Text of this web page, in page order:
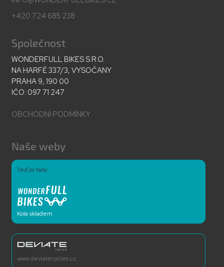
+420 724 685 238
Společnost
WONDERFULL BIKES S.R.O.
NA HARFĚ 337/3, VYSOČANY
PRAHA 9, 190 00
IČO: 097 71 247
OBCHODNÍ PODMÍNKY
Naše weby
Teď jsi tady
Kola skladem
www.deviatecycles.cz